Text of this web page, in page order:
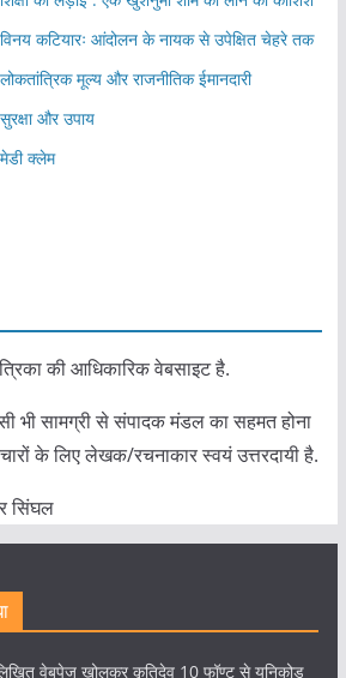
विनय कटियारः आंदोलन के नायक से उपेक्षित चेहरे तक
लोकतांत्रिक मूल्य और राजनीतिक ईमानदारी
सुरक्षा और उपाय
मेडी क्लेम
की आधिकारिक वेबसाइट है.
भी सामग्री से संपादक मंडल का सहमत होना
के लिए लेखक/रचनाकार स्वयं उत्तरदायी है.
सिंघल
वेबपेज खोलकर कृतिदेव 10 फॉण्ट से यूनिकोड